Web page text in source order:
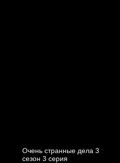
Очень странные дела 3
cезон 3 cерия